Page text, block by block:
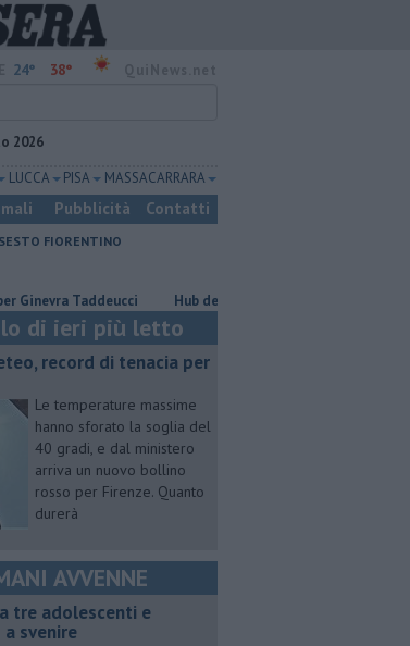
24° 38°
2026
LUCCA PISA MASSA CARRARA
Pubblicità Contatti
SESTO FIORENTINO
Hub delle energie rinnovabili nell'ex deposito Eni
di ieri più letto
record di tenacia per
Le temperature massime
hanno sforato la soglia del
40 gradi, e dal ministero
arriva un nuovo bollino
rosso per Firenze. Quanto
durerà
AVVENNE
tre adolescenti e
svenire